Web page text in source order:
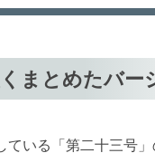
まとめたバー
ている「第二十三号